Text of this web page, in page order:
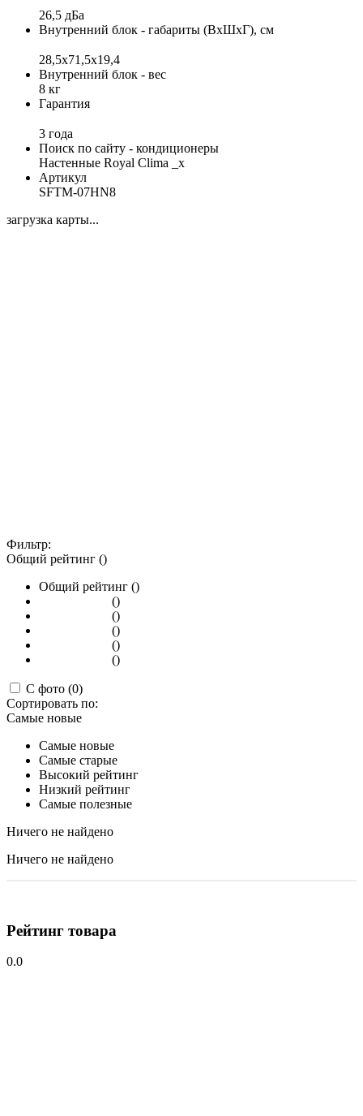
26,5 дБа
Внутренний блок - габариты (ВхШхГ), см
28,5x71,5x19,4
Внутренний блок - вес
8 кг
Гарантия
3 года
Поиск по сайту - кондиционеры
Настенные Royal Clima _x
Артикул
SFTM-07HN8
загрузка карты...
Фильтр:
Общий рейтинг ()
Общий рейтинг ()
()
()
()
()
()
С фото (0)
Сортировать по:
Самые новые
Самые новые
Самые старые
Высокий рейтинг
Низкий рейтинг
Самые полезные
Ничего не найдено
Ничего не найдено
Рейтинг товара
0.0